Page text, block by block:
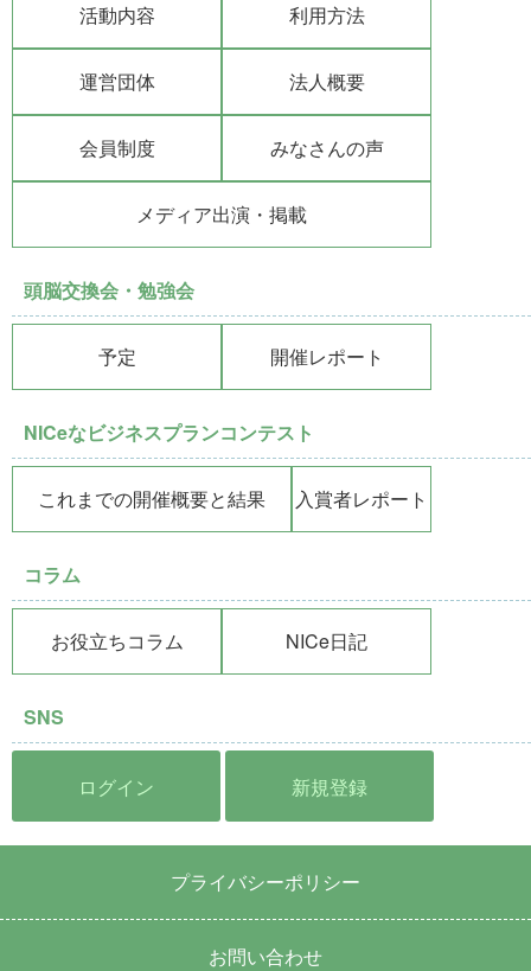
活動内容 利用方法
運営団体 法人概要
会員制度 みなさんの声
メディア出演・掲載
頭脳交換会・勉強会
予定 開催レポート
NICeなビジネスプランコンテスト
これまでの開催概要と結果 入賞者レポート
コラム
お役立ちコラム NICe日記
SNS
ログイン 新規登録
プライバシーポリシー
お問い合わせ